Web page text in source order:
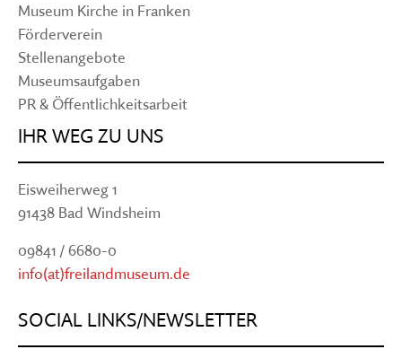
Museum Kirche in Franken
Förderverein
Stellenangebote
Museumsaufgaben
PR & Öffentlichkeitsarbeit
IHR WEG ZU UNS
Eisweiherweg 1
91438 Bad Windsheim
09841 / 6680-0
info(at)freilandmuseum.de
SOCIAL LINKS/NEWSLETTER